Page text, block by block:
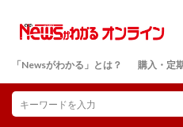
「Newsがわかる」とは？ 購入・定
検